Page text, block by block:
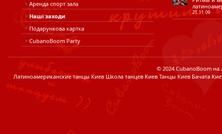
Аренда спорт зала
Наші заходи
Подарункова картка
CubanoBoom Party
21.11.09
© 2024 CubanoBoom на
Латиноамериканские танцы Киев Школа танцев Киев Танцы Киев Бачата